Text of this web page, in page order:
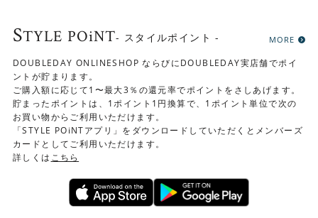
STYLE POiNT- スタイルポイント - MORE
DOUBLEDAY ONLINESHOP ならびにDOUBLEDAY実店舗でポイ
ントが貯まります。
ご購入額に応じて1〜最大3％の還元率でポイントをさしあげます。
貯まったポイントは、1ポイント1円換算で、1ポイント単位で次の
お買い物からご利用いただけます。
「STYLE POiNTアプリ」をダウンロードしていただくとメンバーズ
カードとしてご利用いただけます。
詳しくは こちら